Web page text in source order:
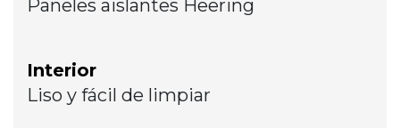
Paneles aislantes Heering
Interior
Liso y fácil de limpiar